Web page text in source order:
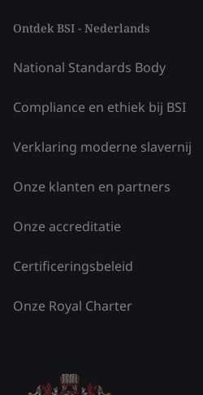
Ontdek BSI - Nederlands
National Standards Body
Compliance en ethiek bij BSI
Verklaring moderne slavernij
Onze klanten en partners
Onze accreditatie
Certificeringsbeleid
Onze Royal Charter